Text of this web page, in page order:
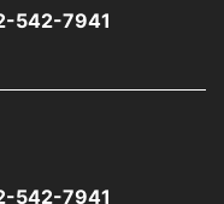
542-7941
542-7941